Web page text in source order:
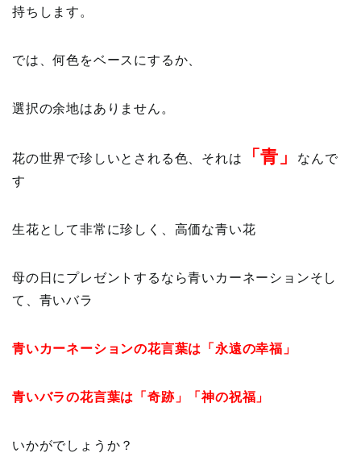
持ちします。
では、何色をベースにするか、
選択の余地はありません。
花の世界で珍しいとされる色、それは 「青」
なんで
す
生花として非常に珍しく、高価な青い花
母の日にプレゼントするなら青いカーネーションそし
て、青いバラ
青いカーネーションの花言葉は「永遠の幸福」
青いバラの花言葉は「奇跡」「神の祝福」
いかがでしょうか？